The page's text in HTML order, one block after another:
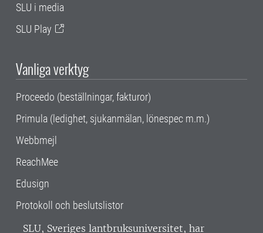
SLU i media
SLU Play
Vanliga verktyg
Proceedo (beställningar, fakturor)
Primula (ledighet, sjukanmälan, lönespec m.m.)
Webbmejl
ReachMee
Edusign
Protokoll och beslutslistor
SLU, Sveriges lantbruksuniversitet, har